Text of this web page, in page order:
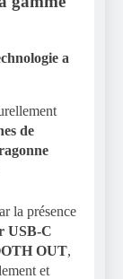
a
de
la présence
USB-C
OUT,
et